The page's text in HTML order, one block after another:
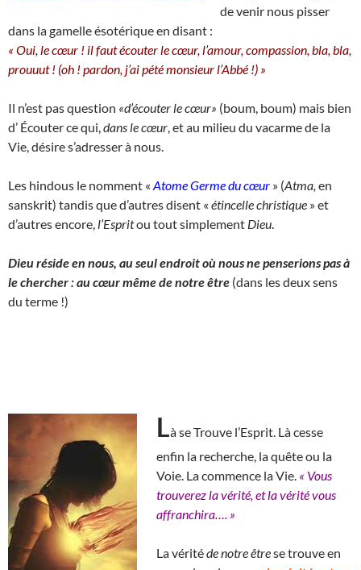
de venir nous pisser
dans la gamelle ésotérique en disant :
« Oui, le cœur ! il faut écouter le cœur, l’amour, compassion, bla, bla,
prouuut ! (oh ! pardon, j’ai pété monsieur l’Abbé !) »
Il n’est pas question «d’écouter le cœur» (boum, boum) mais bien
d’ Écouter ce qui, dans le cœur , et au milieu du vacarme de la
Vie, désire s’adresser à nous.
Les hindous le nomment « Atome Germe du cœur » (Atma, en
sanskrit) tandis que d’autres disent « étincelle christique » et
d’autres encore, l’Espritou tout simplement Dieu
Dieu réside en nous, au seul endroit où nous ne penserions pas à
le chercher : au cœur même de notre être (dans les deux sens
du terme !)
Là se Trouve l’Esprit. Là cesse
enfin la recherche, la quête ou la
Voie. La commence la Vie. « Vous
trouverez la vérité, et la vérité vous
affranchira…. »
La véritéde notre êtrese trouve en